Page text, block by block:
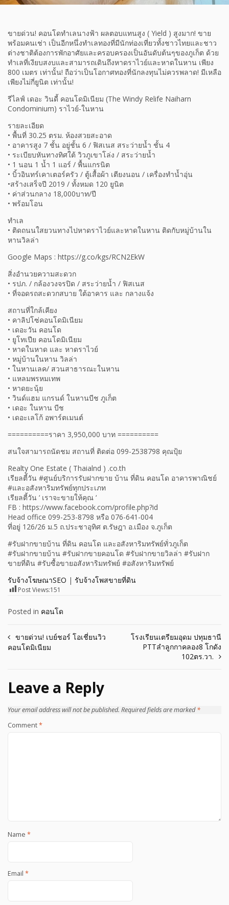
ขายด่วน! คอนโดทำเลนางฟ้า ผลตอบแทนสูง ( Yield ) สูงมาก! ขาย
พร้อมคนเช่า เป็นอีกหนึ่งทำเลทองที่มีนักท่องเที่ยวทั้งชาวไทยและชาว
ต่างชาติต้องการพักอาศัยและครอบครองเป็นอันดับต้นๆของภูเก็ต ด้วย
ทำเลที่เงียบสงบและสามารถเดินถึงหาดราไวย์และหาดในหาน เพียง
800 เมตร เท่านั้น! ถือว่าเป็นโอกาศทองที่นักลงทุนไม่ควรพลาด! มีเหลือ
เพียงไม่กี่ยูนิต เท่านั้น!
รีไลฟ์ เดอะ วินดี้ คอนโดมิเนียม (The Windy Relife Naiharn
Condominium) ราไวย์-ในหาน
รายละเอียด
• พื้นที่ 30.25 ตรม. ห้องสวยสะอาด
• อาคารสูง 7 ชั้น อยู่ชั้น 6 / ฟิสเนส สระว่ายน้ำ ชั้น 4
• ระเบียบหันทางทิศใต้ วิวภูเขาโล่ง / สระว่ายน้ำ
• 1 นอน 1 น้ำ 1 แอร์ / พื้นแกรนิต
• บิ้วอินทร์เคาเตอร์ครัว / ตู้เสื้อผ้า เตียงนอน / เครื่องทำน้ำอุ่น
•สร้างเสร็จปี 2019 / ทั้งหมด 120 ยูนิต
• ค่าส่วนกลาง 18,000บาท/ปี
• พร้อมโอน
ทำเล
• ติดถนนใสยวนทางไปหาดราไวย์และหาดในหาน ติดกับหมู่บ้านใน
หานวิลล่า
Google Maps : https://g.co/kgs/RCN2EkW
สิ่งอำนวยความสะดวก
• รปภ. / กล้องวงจรปิด / สระว่ายน้ำ / ฟิสเนส
• ที่จอดรถสะดวกสบาย ใต้อาคาร และ กลางแจ้ง
สถานที่ใกล้เคียง
• คาลิปโซ่คอนโดมิเนียม
• เดอะวัน คอนโด
• ยูโทเปีย คอนโดมิเนียม
• หาดในหาด และ หาดราไวย์
• หมู่บ้านในหาน วิลล่า
• ในหานเลค/ สวนสาธารณะในหาน
• แหลมพรหมเทพ
• หาดยะนุ้ย
• วินด์แฮม แกรนด์ ในหานบีช ภูเก็ต
• เดอะ ในหาน บีช
• เดอะเลโก้ อพาร์ตเมนต์
==========ราคา 3,950,000 บาท ==========
สนใจสามารถนัดชม สถานที่ ติดต่อ 099-2538798 คุณปุ้ย
Realty One Estate ( Thaialnd ) .co.th
เรียลตี้วัน #ศูนย์บริการรับฝากขาย บ้าน ที่ดิน คอนโด อาคารพาณิชย์
#และอสังหาริมทรัพย์ทุกประเภท
เรียลตี้วัน ‘ เราจะขายให้คุณ ‘
FB : https://www.facebook.com/profile.php?id
Head office 099-253-8798 หรือ 076-641-004
ที่อยู่ 126/26 ม.5 ถ.ประชาอุทิศ ต.รัษฎา อ.เมือง จ.ภูเก็ต
#รับฝากขายบ้าน ที่ดิน คอนโด และอสังหาริมทรัพย์ทั่วภูเก็ต
#รับฝากขายบ้าน #รับฝากขายคอนโด #รับฝากขายวิลล่า #รับฝาก
ขายที่ดิน #รับซื้อขายอสังหาริมทรัพย์ #อสังหาริมทรัพย์
รับจ้างโฆษณาSEO | รับจ้างโพสขายที่ดิน
Post Views:151
Posted in คอนโด
Post
ขายด่วน! เบย์ชอร์ โอเชี่ยนวิว
คอนโดมิเนียม
โรงเรียนเตรียมอุดม ปทุมธานี
PTTลำลูกกาคลอง8 โกดัง
102ตร.วา.
Leave a Reply
Your email address will not be published. Required fields are marked*
Comment*
Name *
Email *